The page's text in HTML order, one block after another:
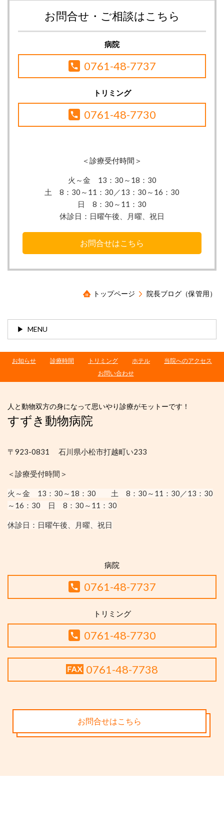
お問合せ・ご相談はこちら
病院
0761-48-7737
トリミング
0761-48-7730
＜診療受付時間＞
火～金 13：30 ～18：30
土 8：30～11：30／13：30～16：30
日 8：30～11：30
休診日： 日曜午後、月曜、祝日
お問合せはこちら
トップページ 院長ブログ（保管用）
MENU
お知らせ 診療時間 トリミング ホテル
当院へのアクセス
お問い合わせ
人と動物双方の身になって思いやり診療がモットーです！
すずき動物病院
〒923-0831 石川県小松市打越町い233
＜診療受付時間＞
火～金 13：30 ～18：30 土 8：30～11：30／13：30
～16：30
日 8：30～11：30
休診日： 日曜午後、月曜、祝日
病院
0761-48-7737
トリミング
0761-48-7730
0761-48-7738
お問合せはこちら